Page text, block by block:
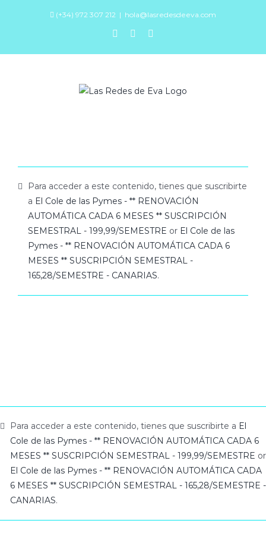
(+34) 972 307 212 | hola@lasredesdeeva.com
facebookinstagram
Para acceder a este contenido, tienes que suscribirte
a El Cole de las Pymes - ** RENOVACIÓN
AUTOMÁTICA CADA 6 MESES ** SUSCRIPCIÓN
SEMESTRAL - 199,99/SEMESTRE or El Cole de las
Pymes - ** RENOVACIÓN AUTOMÁTICA CADA 6
MESES ** SUSCRIPCIÓN SEMESTRAL -
165,28/SEMESTRE - CANARIAS.
Para acceder a este contenido, tienes que suscribirte a El
Cole de las Pymes - ** RENOVACIÓN AUTOMÁTICA CADA 6
MESES ** SUSCRIPCIÓN SEMESTRAL - 199,99/SEMESTRE or
El Cole de las Pymes - ** RENOVACIÓN AUTOMÁTICA CADA
6 MESES ** SUSCRIPCIÓN SEMESTRAL - 165,28/SEMESTRE -
CANARIAS.